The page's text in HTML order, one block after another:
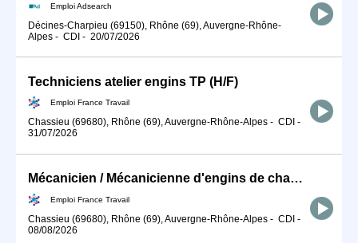
Emploi Adsearch
Décines-Charpieu (69150), Rhône (69), Auvergne-Rhône-
Alpes - CDI - 20/07/2026
Techniciens atelier engins TP (H/F)
Emploi France Travail
Chassieu (69680), Rhône (69), Auvergne-Rhône-Alpes - CDI -
31/07/2026
Mécanicien / Mécanicienne d'engins de chantier et de travaux publ (H/F)
Emploi France Travail
Chassieu (69680), Rhône (69), Auvergne-Rhône-Alpes - CDI -
08/08/2026